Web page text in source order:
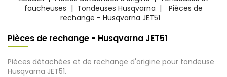
faucheuses
Tondeuses Husqvarna
Pièces de
rechange - Husqvarna JET51
Pièces de rechange - Husqvarna JET51
Pièces détachées et de rechange d'origine pour tondeuse
Husqvarna JET51.